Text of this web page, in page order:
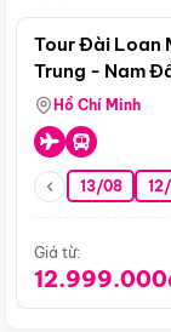
Tour Đài Loan
Trung - Nam
Hồ Chí Minh
13/08
Giá từ: